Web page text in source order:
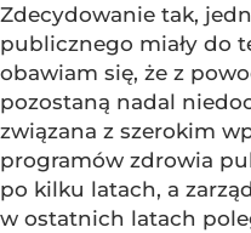
Zdecydowanie tak,
publicznego miały do
obawiam się, że z
pozostaną nadal
związana z szerokim
programów zdrowia
po kilku latach, a
w ostatnich latach